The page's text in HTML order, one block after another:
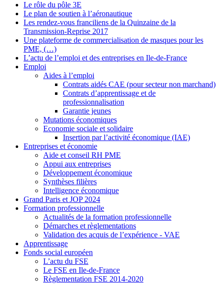
Le rôle du pôle 3E
Le plan de soutien à l’aéronautique
Les rendez-vous franciliens de la Quinzaine de la
Transmission-Reprise 2017
Une plateforme de commercialisation de masques pour les
PME, (…)
L’actu de l’emploi et des entreprises en Ile-de-France
Emploi
Aides à l’emploi
Contrats aidés CAE (pour secteur non marchand)
Contrats d’apprentissage et de
professionnalisation
Garantie jeunes
Mutations économiques
Economie sociale et solidaire
Insertion par l’activité économique (IAE)
Entreprises et économie
Aide et conseil RH PME
Appui aux entreprises
Développement économique
Synthèses filières
Intelligence économique
Grand Paris et JOP 2024
Formation professionnelle
Actualités de la formation professionnelle
Démarches et règlementations
Validation des acquis de l’expérience - VAE
Apprentissage
Fonds social européen
L’actu du FSE
Le FSE en Ile-de-France
Règlementation FSE 2014-2020